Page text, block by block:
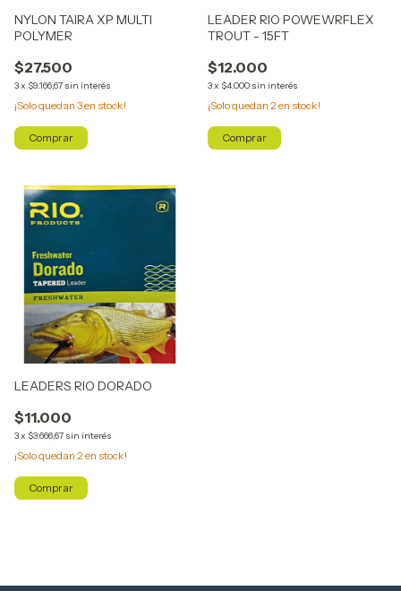
NYLON TAIRA XP MULTI
POLYMER
$27.500
3x $9.166,67 sin interés
¡Solo quedan 3en stock!
Comprar
LEADER RIO POWEWRFLEX
TROUT - 15FT
$12.000
3x $4.000 sin interés
¡Solo quedan 2en stock!
Comprar
LEADERS RIO DORADO
$11.000
3x $3.666,67 sin interés
¡Solo quedan 2 en stock!
Comprar